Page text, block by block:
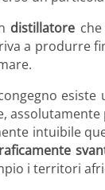
distillatore
a produrre
assolutamente
intuibile
i territori